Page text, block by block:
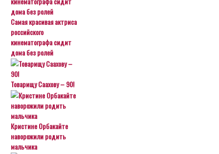
Самая красивая актриса
российского
кинематографа сидит
дома без ролей
Товарищу Саахову – 90!
Кристине Орбакайте
наворожили родить
мальчика